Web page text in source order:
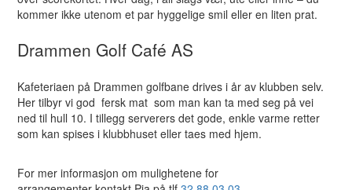
kommer ikke utenom et par hyggelige smil eller en liten prat.
Drammen Golf Café AS
Kafeteriaen på Drammen golfbane drives i år av klubben selv.
Her tilbyr vi god fersk mat som man kan ta med seg på vei
ned til hull 10. I tillegg serverers det gode, enkle varme retter
som kan spises i klubbhuset eller taes med hjem.
For mer informasjon om mulighetene for